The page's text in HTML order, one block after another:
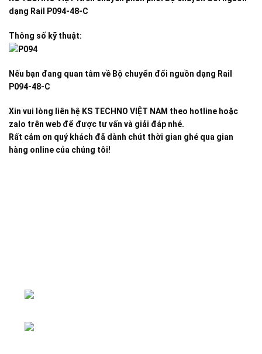
dạng Rail P094-48-C
Thông số kỹ thuật:
Nếu bạn đang quan tâm về Bộ chuyển đổi nguồn dạng Rail
P094-48-C
Xin vui lòng liên hệ KS TECHNO VIỆT NAM theo hotline hoặc
zalo trên web để được tư vấn và giải đáp nhé.
Rất cảm ơn quý khách đã dành chút thời gian ghé qua gian
hàng online của chúng tôi!